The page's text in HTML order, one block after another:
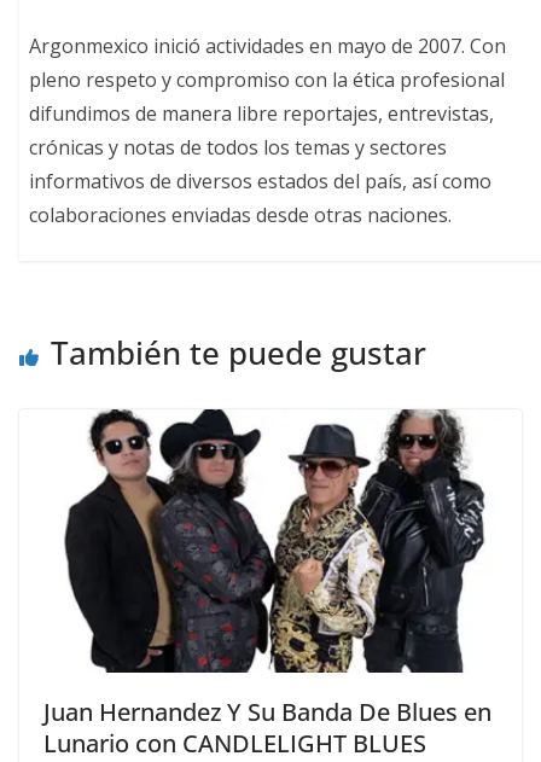
Argonmexico inició actividades en mayo de 2007. Con
pleno respeto y compromiso con la ética profesional
difundimos de manera libre reportajes, entrevistas,
crónicas y notas de todos los temas y sectores
informativos de diversos estados del país, así como
colaboraciones enviadas desde otras naciones.
También te puede gustar
Juan Hernandez Y Su Banda De Blues en
Lunario con CANDLELIGHT BLUES